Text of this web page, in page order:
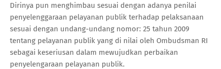
Dirinya pun menghimbau sesuai dengan adanya penilai
penyelenggaraan pelayanan publik terhadap pelaksanaan
sesuai dengan undang-undang nomor: 25 tahun 2009
tentang pelayanan publik yang di nilai oleh Ombudsman RI
sebagai keseriusan dalam mewujudkan perbaikan
penyelengaraan pelayanan publik.